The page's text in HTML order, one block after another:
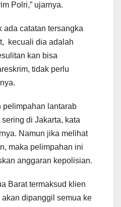
Polri,” ujarnya.
ada catatan tersangka
kecuali dia adalah
kan bisa
tidak perlu
pelimpahan lantarab
di Jakarta, kata
Namun jika melihat
maka pelimpahan ini
anggaran kepolisian.
Barat termaksud klien
dipanggil semua ke